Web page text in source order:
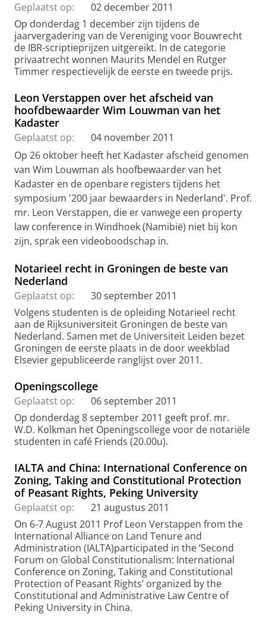
Geplaatst op:
02 december 2011
Op donderdag 1 december zijn tijdens de
jaarvergadering van de Vereniging voor Bouwrecht
de IBR-scriptieprijzen uitgereikt. In de categorie
privaatrecht wonnen Maurits Mendel en Rutger
Timmer respectievelijk de eerste en tweede prijs.
Leon Verstappen over het afscheid van
hoofdbewaarder Wim Louwman van het
Kadaster
Geplaatst op:
04 november 2011
Op 26 oktober heeft het Kadaster afscheid genomen
van Wim Louwman als hoofbewaarder van het
Kadaster en de openbare registers tijdens het
symposium '200 jaar bewaarders in Nederland'. Prof.
mr. Leon Verstappen, die er vanwege een property
law conference in Windhoek (Namibië) niet bij kon
zijn, sprak een videoboodschap in.
Notarieel recht in Groningen de beste van
Nederland
Geplaatst op:
30 september 2011
Volgens studenten is de opleiding Notarieel recht
aan de Rijksuniversiteit Groningen de beste van
Nederland. Samen met de Universiteit Leiden bezet
Groningen de eerste plaats in de door weekblad
Elsevier gepubliceerde ranglijst over 2011.
Openingscollege
Geplaatst op:
06 september 2011
Op donderdag 8 september 2011 geeft prof. mr.
W.D. Kolkman het Openingscollege voor de notariële
studenten in café Friends (20.00u).
IALTA and China: International Conference on
Zoning, Taking and Constitutional Protection
of Peasant Rights, Peking University
Geplaatst op:
21 augustus 2011
On 6-7 August 2011 Prof Leon Verstappen from the
International Alliance on Land Tenure and
Administration (IALTA)participated in the ‘Second
Forum on Global Constitutionalism: International
Conference on Zoning, Taking and Constitutional
Protection of Peasant Rights’ organized by the
Constitutional and Administrative Law Centre of
Peking University in China.